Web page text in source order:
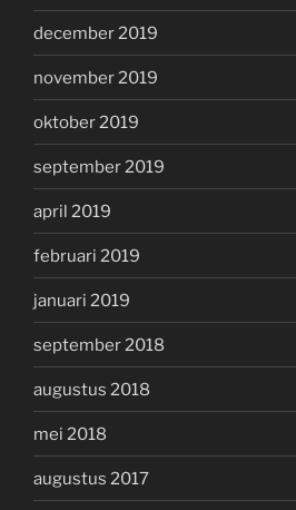
december 2019
november 2019
oktober 2019
september 2019
april 2019
februari 2019
januari 2019
september 2018
augustus 2018
mei 2018
augustus 2017